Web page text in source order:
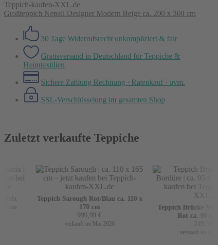
Großteppich Nepali Designer Modern Beige ca. 200 x 300 cm
30 Tage Widerrufsrecht unkompliziert & fair
Gratisversand in Deutschland für Teppiche &
Heimtextilien
Sichere Zahlung Rechnung · Ratenkauf · uvm.
SSL-Verschlüsselung im gesamten Shop
Zuletzt verkaufte Teppiche
Teppich Sarough Rot/Blau ca. 110 x
170 cm
999,99€
verkauft im Mai 2026
Teppich Brücke Mir
Rot ca. 90 x
249,99
verkauft im April